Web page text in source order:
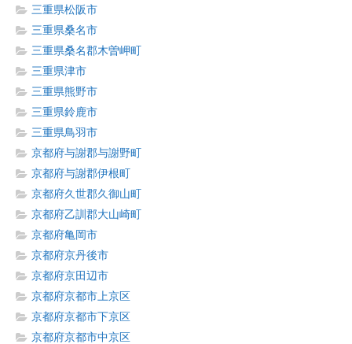
三重県松阪市
三重県桑名市
三重県桑名郡木曽岬町
三重県津市
三重県熊野市
三重県鈴鹿市
三重県鳥羽市
京都府与謝郡与謝野町
京都府与謝郡伊根町
京都府久世郡久御山町
京都府乙訓郡大山崎町
京都府亀岡市
京都府京丹後市
京都府京田辺市
京都府京都市上京区
京都府京都市下京区
京都府京都市中京区